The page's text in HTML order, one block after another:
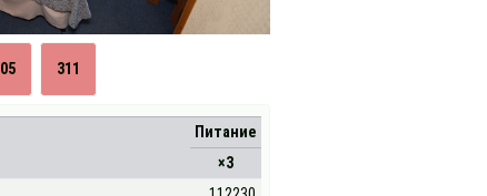
311
Питание
×3